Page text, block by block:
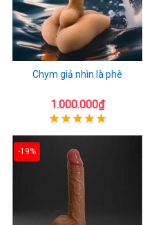
Chym giả nhìn là phê
1.000.000₫
-19%